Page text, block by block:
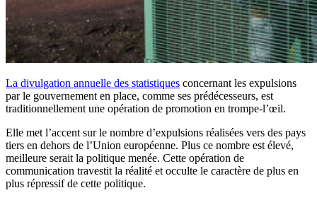
La divulgation annuelle des statistiques concernant les expulsions
par le gouvernement en place, comme ses prédécesseurs, est
traditionnellement une opération de promotion en trompe-l’œil.
Elle met l’accent sur le nombre d’expulsions réalisées vers des pays
tiers en dehors de l’Union européenne. Plus ce nombre est élevé,
meilleure serait la politique menée. Cette opération de
communication travestit la réalité et occulte le caractère de plus en
plus répressif de cette politique.